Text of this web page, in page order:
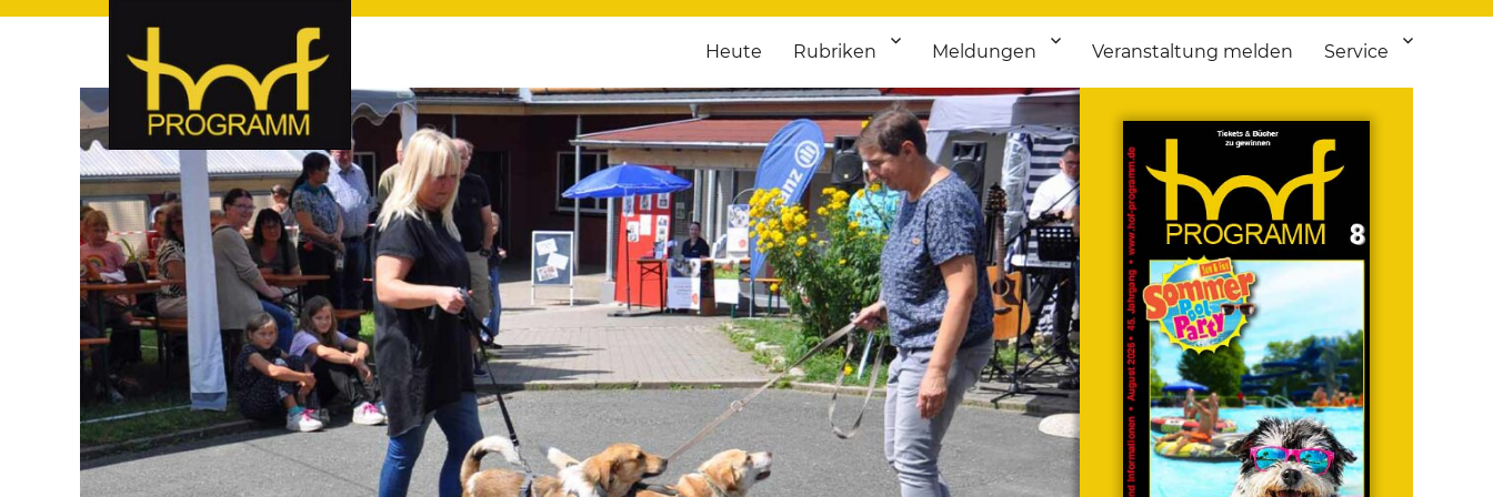
hof-programm – das Veranstaltungsportal für Hochfranken
hof-programm – das Veranstaltungsportal für Hof und Hochfranken. Täglich aktuelle Termine von Kultur bis Sport, von Theater bis Flohmarkt.
Heute Rubriken Meldungen Veranstaltung melden Service